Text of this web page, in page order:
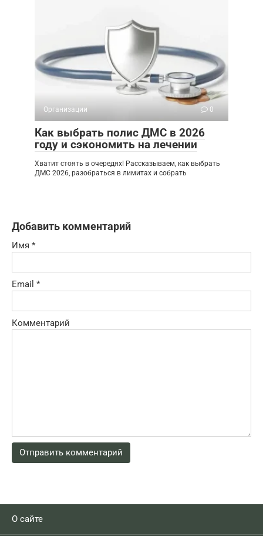
Организации 0
Как выбрать полис ДМС в 2026
году и сэкономить на лечении
Хватит стоять в очередях! Рассказываем, как выбрать
ДМС 2026, разобраться в лимитах и собрать
Добавить комментарий
Имя *
Email *
Комментарий
О сайте